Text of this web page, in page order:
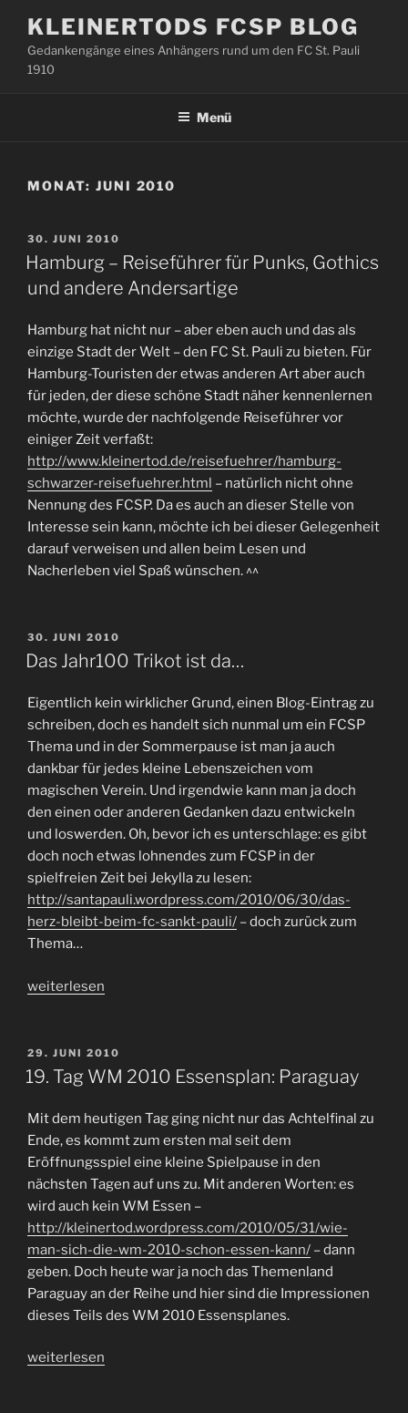
Inhalt
springen
KLEINERTODS FCSP BLOG
Gedankengänge eines Anhängers rund um den FC St. Pauli
1910
Menü
MONAT: JUNI 2010
VERÖFFENTLICHT
AM
30. JUNI 2010
Hamburg – Reiseführer für Punks, Gothics
und andere Andersartige
Hamburg hat nicht nur – aber eben auch und das als
einzige Stadt der Welt – den FC St. Pauli zu bieten. Für
Hamburg-Touristen der etwas anderen Art aber auch
für jeden, der diese schöne Stadt näher kennenlernen
möchte, wurde der nachfolgende Reiseführer vor
einiger Zeit verfaßt:
http://www.kleinertod.de/reisefuehrer/hamburg-
schwarzer-reisefuehrer.html – natürlich nicht ohne
Nennung des FCSP. Da es auch an dieser Stelle von
Interesse sein kann, möchte ich bei dieser Gelegenheit
darauf verweisen und allen beim Lesen und
Nacherleben viel Spaß wünschen. ^^
VERÖFFENTLICHT
AM
30. JUNI 2010
Das Jahr100 Trikot ist da…
Eigentlich kein wirklicher Grund, einen Blog-Eintrag zu
schreiben, doch es handelt sich nunmal um ein FCSP
Thema und in der Sommerpause ist man ja auch
dankbar für jedes kleine Lebenszeichen vom
magischen Verein. Und irgendwie kann man ja doch
den einen oder anderen Gedanken dazu entwickeln
und loswerden. Oh, bevor ich es unterschlage: es gibt
doch noch etwas lohnendes zum FCSP in der
spielfreien Zeit bei Jekylla zu lesen:
http://santapauli.wordpress.com/2010/06/30/das-
herz-bleibt-beim-fc-sankt-pauli/ – doch zurück zum
Thema…
„Das
ist da…“
weiterlesen
VERÖFFENTLICHT
AM
29. JUNI 2010
19. Tag WM 2010 Essensplan: Paraguay
Mit dem heutigen Tag ging nicht nur das Achtelfinal zu
Ende, es kommt zum ersten mal seit dem
Eröffnungsspiel eine kleine Spielpause in den
nächsten Tagen auf uns zu. Mit anderen Worten: es
wird auch kein WM Essen –
http://kleinertod.wordpress.com/2010/05/31/wie-
man-sich-die-wm-2010-schon-essen-kann/ – dann
geben. Doch heute war ja noch das Themenland
Paraguay an der Reihe und hier sind die Impressionen
dieses Teils des WM 2010 Essensplanes.
„19.
weiterlesen